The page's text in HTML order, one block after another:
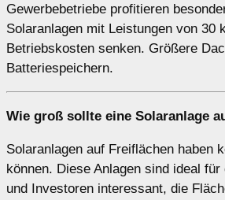
Gewerbebetriebe profitieren
Solaranlagen mit Leistungen von 30
Betriebskosten senken. Größere
Batteriespeichern.
Wie groß sollte eine Solaranlage
Solaranlagen auf Freiflächen haben
können. Diese Anlagen sind ideal
und Investoren interessant, die